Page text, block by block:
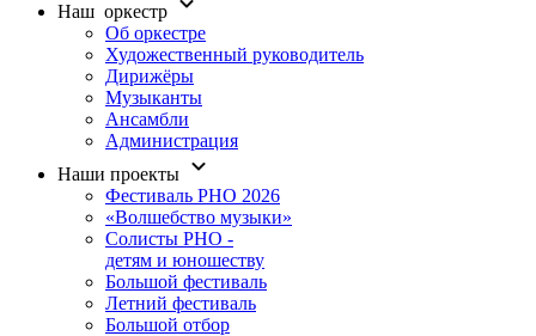
Наш оркестр
Об оркестре
Художественный руководитель
Дирижёры
Музыканты
Ансамбли
Администрация
Наши проекты
Фестиваль РНО 2026
«Волшебство музыки»
Солисты РНО -
детям и юношеству
Большой фестиваль
Летний фестиваль
Большой отбор